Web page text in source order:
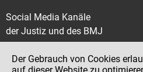
Social Media Kanäle
der Justiz und des BMJ
Der Gebrauch von Cookies